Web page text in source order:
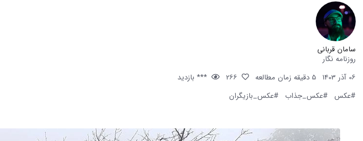
سامان قربانی
روزنامه نگار
06 آذر 1403
5 دقیقه زمان مطالعه
*** بازدید
#عکس
#عکس_جذاب #عکس_بازیگران